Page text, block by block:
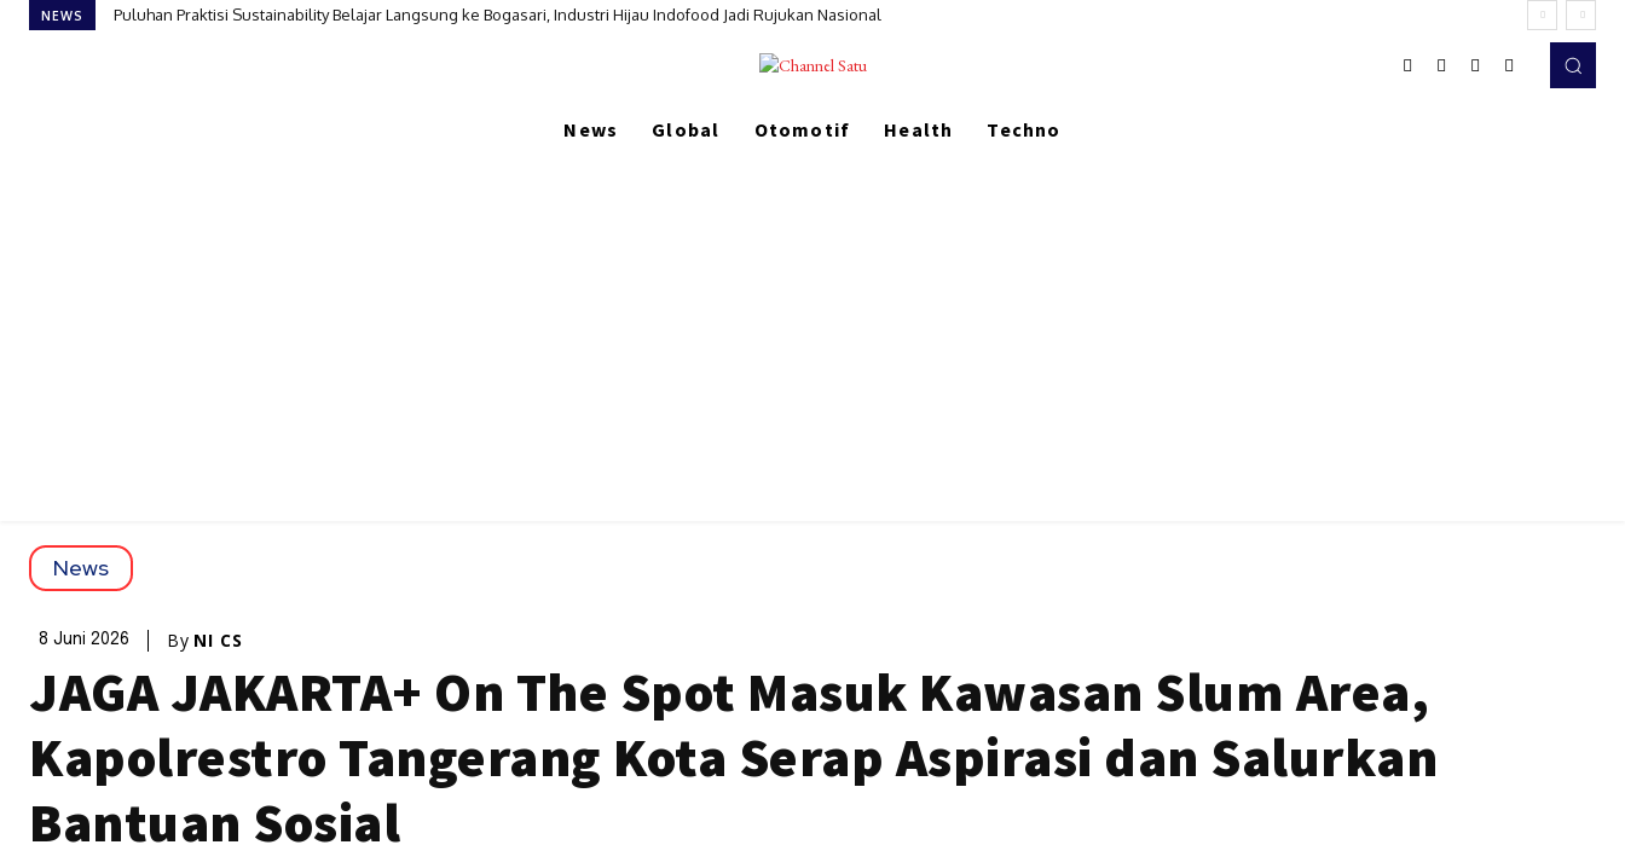
NEWS Puluhan Praktisi Sustainability Belajar Langsung ke Bogasari, Industri Hijau Indofood Jadi Rujukan Nasional
News Global Otomotif Health Techno
News
8 Juni 2026 By NI CS
JAGA JAKARTA+ On The Spot Masuk Kawasan Slum Area,
Kapolrestro Tangerang Kota Serap Aspirasi dan Salurkan
Bantuan Sosial